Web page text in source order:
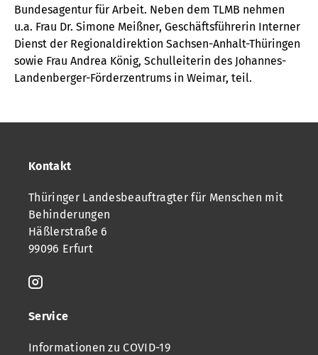
Bundesagentur für Arbeit. Neben dem TLMB nehmen
u.a. Frau Dr. Simone Meißner, Geschäftsführerin Interner
Dienst der Regionaldirektion Sachsen-Anhalt-Thüringen
sowie Frau Andrea König, Schulleiterin des Johannes-
Landenberger-Förderzentrums in Weimar, teil.
Kontakt
Thüringer Landesbeauftragter für Menschen mit
Behinderungen
Häßlerstraße 6
99096 Erfurt
Service
Informationen zu COVID-19